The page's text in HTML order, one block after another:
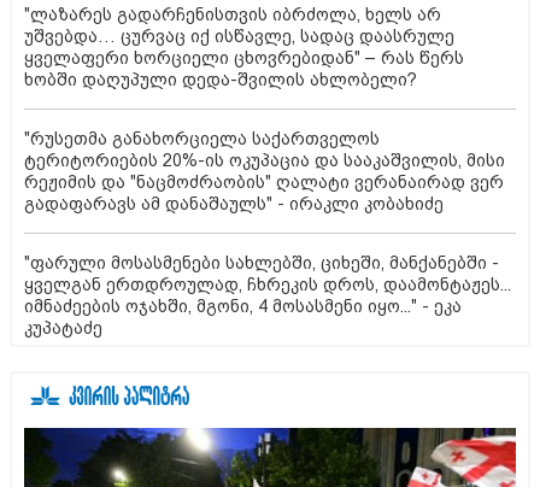
"ლაზარეს გადარჩენისთვის იბრძოლა, ხელს არ
უშვებდა… ცურვაც იქ ისწავლე, სადაც დაასრულე
ყველაფერი ხორციელი ცხოვრებიდან" – რას წერს
ხობში დაღუპული დედა-შვილის ახლობელი?
"რუსეთმა განახორციელა საქართველოს
ტერიტორიების 20%-ის ოკუპაცია და სააკაშვილის, მისი
რეჟიმის და "ნაცმოძრაობის" ღალატი ვერანაირად ვერ
გადაფარავს ამ დანაშაულს" - ირაკლი კობახიძე
"ფარული მოსასმენები სახლებში, ციხეში, მანქანებში -
ყველგან ერთდროულად, ჩხრეკის დროს, დაამონტაჟეს...
იმნაძეების ოჯახში, მგონი, 4 მოსასმენი იყო..." - ეკა
კუპატაძე